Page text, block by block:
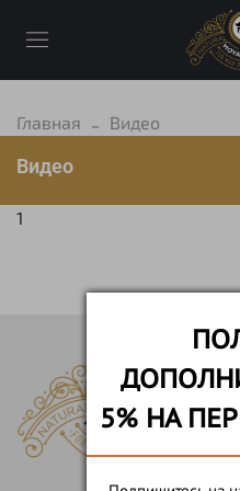
5% НА
Главная Видео
Видео
1